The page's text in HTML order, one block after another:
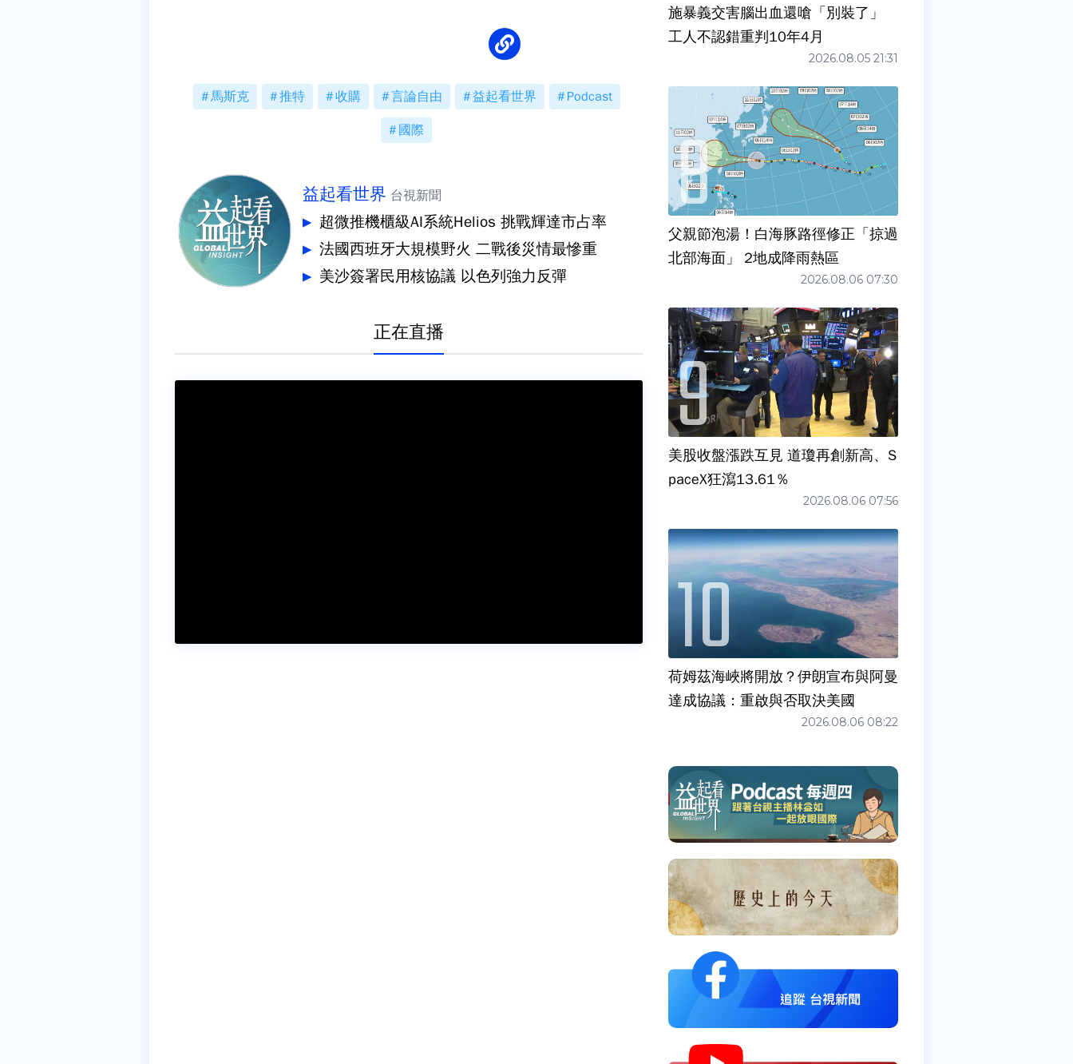
馬斯克 推特 收購 言論自由 益起看世界 Podcast
國際
益起看世界 台視新聞
超微推機櫃級AI系統Helios 挑戰輝達市占率
法國西班牙大規模野火 二戰後災情最慘重
美沙簽署民用核協議 以色列強力反彈
正在直播
施暴義交害腦出血還嗆「別裝了」
工人不認錯重判10年4月
2026.08.05 21:31
父親節泡湯！白海豚路徑修正「掠過
北部海面」 2地成降雨熱區
2026.08.06 07:30
美股收盤漲跌互見 道瓊再創新高、S
paceX狂瀉13.61％
2026.08.06 07:56
荷姆茲海峽將開放？伊朗宣布與阿曼
達成協議：重啟與否取決美國
2026.08.06 08:22